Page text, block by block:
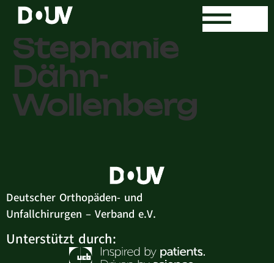
Dr. med.
Stephanie
Dähn-
Wollenberg
Deutscher Orthopäden- und
Unfallchirurgen – Verband e.V.
Unterstützt durch: